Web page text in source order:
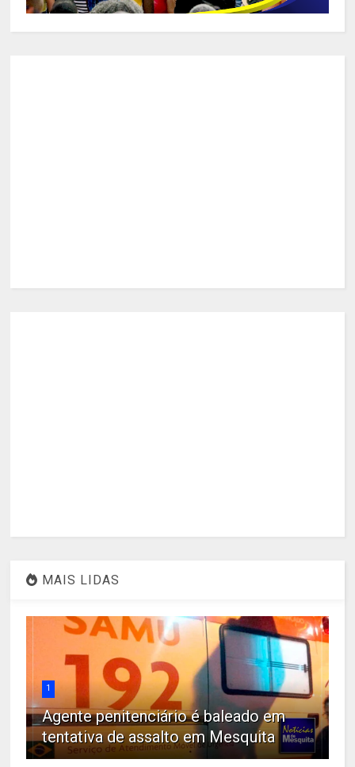
MAIS LIDAS
1
Agente penitenciário é baleado em
tentativa de assalto em Mesquita